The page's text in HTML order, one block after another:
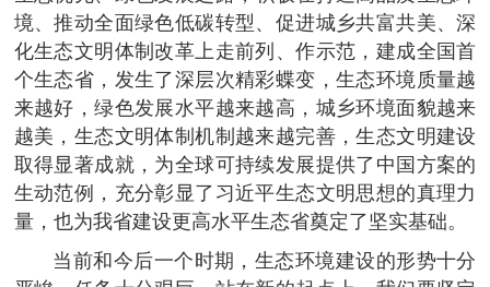
境、推动全面绿色低碳转型、促进城乡共富共美、深
化生态文明体制改革上走前列、作示范，建成全国首
个生态省，发生了深层次精彩蝶变，生态环境质量越
来越好，绿色发展水平越来越高，城乡环境面貌越来
越美，生态文明体制机制越来越完善，生态文明建设
取得显著成就，为全球可持续发展提供了中国方案的
生动范例，充分彰显了习近平生态文明思想的真理力
量，也为我省建设更高水平生态省奠定了坚实基础。
当前和今后一个时期，生态环境建设的形势十分